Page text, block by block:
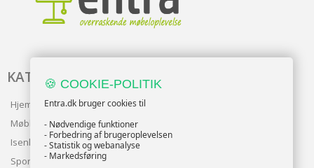
KATALOG
Hjem & Have
Møbler
Isenkram
Sport
🍪 COOKIE-POLITIK
Entra.dk bruger cookies til
- Nødvendige funktioner
- Forbedring af brugeroplevelsen
- Statistik og webanalyse
- Markedsføring